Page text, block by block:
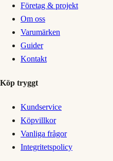
Företag & projekt
Om oss
Varumärken
Guider
Kontakt
Köp tryggt
Kundservice
Köpvillkor
Vanliga frågor
Integritetspolicy